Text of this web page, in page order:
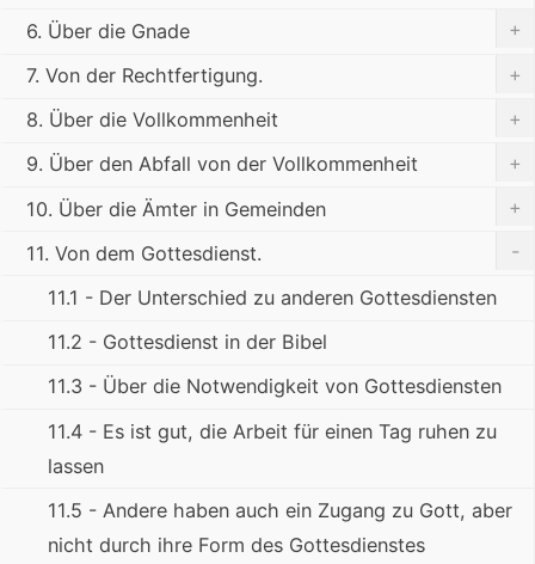
6. Über die Gnade
+
7. Von der Rechtfertigung.
+
8. Über die Vollkommenheit
+
9. Über den Abfall von der Vollkommenheit
+
10. Über die Ämter in Gemeinden
+
11. Von dem Gottesdienst.
-
11.1 - Der Unterschied zu anderen Gottesdiensten
11.2 - Gottesdienst in der Bibel
11.3 - Über die Notwendigkeit von Gottesdiensten
11.4 - Es ist gut, die Arbeit für einen Tag ruhen zu
lassen
11.5 - Andere haben auch ein Zugang zu Gott, aber
nicht durch ihre Form des Gottesdienstes